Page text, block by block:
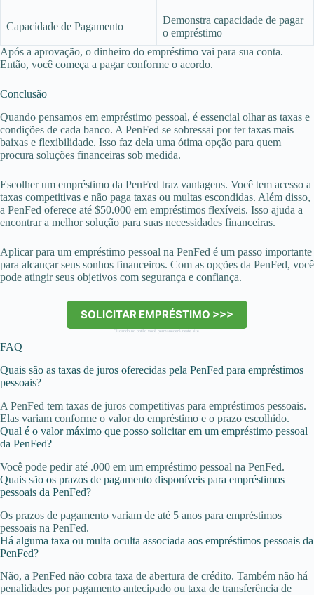
Capacidade de Pagamento
Demonstra capacidade de pagar
o empréstimo
Após a aprovação, o dinheiro do empréstimo vai para sua conta.
Então, você começa a pagar conforme o acordo.
Conclusão
Quando pensamos em empréstimo pessoal, é essencial olhar as taxas e
condições de cada banco. A PenFed se sobressai por ter taxas mais
baixas e flexibilidade. Isso faz dela uma ótima opção para quem
procura soluções financeiras sob medida.
Escolher um empréstimo da PenFed traz vantagens. Você tem acesso a
taxas competitivas e não paga taxas ou multas escondidas. Além disso,
a PenFed oferece até $50.000 em empréstimos flexíveis. Isso ajuda a
encontrar a melhor solução para suas necessidades financeiras.
Aplicar para um empréstimo pessoal na PenFed é um passo importante
para alcançar seus sonhos financeiros. Com as opções da PenFed, você
pode atingir seus objetivos com segurança e confiança.
SOLICITAR EMPRÉSTIMO >>>
Clicando no botão você permanecerá neste site.
FAQ
Quais são as taxas de juros oferecidas pela PenFed para empréstimos
pessoais?
A PenFed tem taxas de juros competitivas para empréstimos pessoais.
Elas variam conforme o valor do empréstimo e o prazo escolhido.
Qual é o valor máximo que posso solicitar em um empréstimo pessoal
da PenFed?
Você pode pedir até .000 em um empréstimo pessoal na PenFed.
Quais são os prazos de pagamento disponíveis para empréstimos
pessoais da PenFed?
Os prazos de pagamento variam de até 5 anos para empréstimos
pessoais na PenFed.
Há alguma taxa ou multa oculta associada aos empréstimos pessoais da
PenFed?
Não, a PenFed não cobra taxa de abertura de crédito. Também não há
penalidades por pagamento antecipado ou taxa de transferência de